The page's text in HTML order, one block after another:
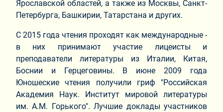
Ярославской областей, а также из Москвы, Санкт-
Петербурга, Башкирии, Татарстана и других.
С 2015 года чтения проходят как международные -
в них принимают участие лицеисты и
преподаватели литературы из Италии, Китая,
Боснии и Герцеговины. В июне 2009 года
Юношеские чтения получили гриф "Российская
Академия Наук. Институт мировой литературы
им. А.М. Горького". Лучшие доклады участников